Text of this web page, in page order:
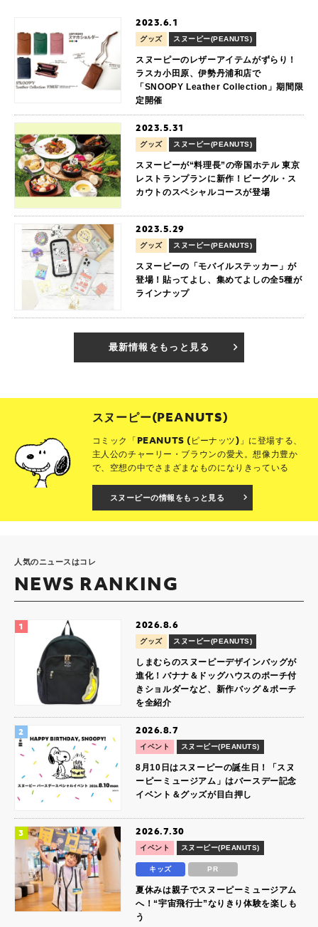
2023.6.1
グッズ スヌーピー(PEANUTS)
スヌーピーのレザーアイテムがずらり！
ラスカ小田原、伊勢丹浦和店で
「SNOOPY Leather Collection」期間限
定開催
2023.5.31
グッズ スヌーピー(PEANUTS)
スヌーピーが“料理長”の帝国ホテル 東京
レストランプランに新作！ビーグル・ス
カウトのスペシャルコースが登場
2023.5.29
グッズ スヌーピー(PEANUTS)
スヌーピーの「モバイルステッカー」が
登場！貼ってよし、集めてよしの全5種が
ラインナップ
最新情報をもっと見る
スヌーピー(PEANUTS)
コミック「PEANUTS (ピーナッツ)」に登場する、
主人公のチャーリー・ブラウンの愛犬。想像力豊か
で、空想の中でさまざまなものになりきっている
スヌーピーの情報をもっと見る
人気のニュースはコレ
NEWS RANKING
2026.8.6
グッズ スヌーピー(PEANUTS)
しまむらのスヌーピーデザインバッグが
進化！バナナ＆ドッグハウスのポーチ付
きショルダーなど、新作バッグ＆ポーチ
を全紹介
2026.8.7
イベント スヌーピー(PEANUTS)
8月10日はスヌーピーの誕生日！「スヌ
ーピーミュージアム」はバースデー記念
イベント＆グッズが目白押し
2026.7.30
イベント スヌーピー(PEANUTS)
キッズ PR
夏休みは親子でスヌーピーミュージアム
へ！“宇宙飛行士”なりきり体験を楽しも
う